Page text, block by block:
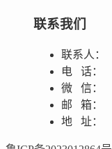
联系我们
联系人：
电 话：
微 信：
邮 箱：
地 址：